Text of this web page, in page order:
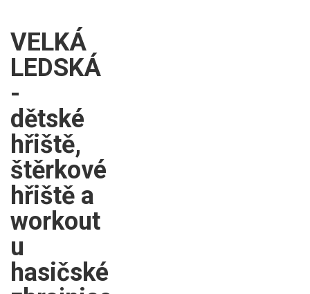
VELKÁ
LEDSKÁ
-
dětské
hřiště,
štěrkové
hřiště a
workout
u
hasičské